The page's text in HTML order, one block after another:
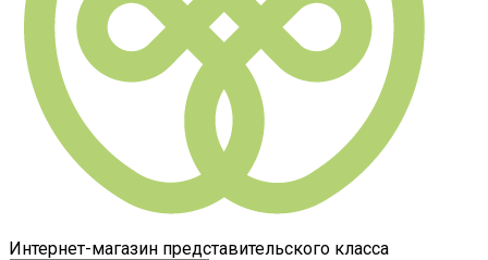
Интернет-магазин представительского класса